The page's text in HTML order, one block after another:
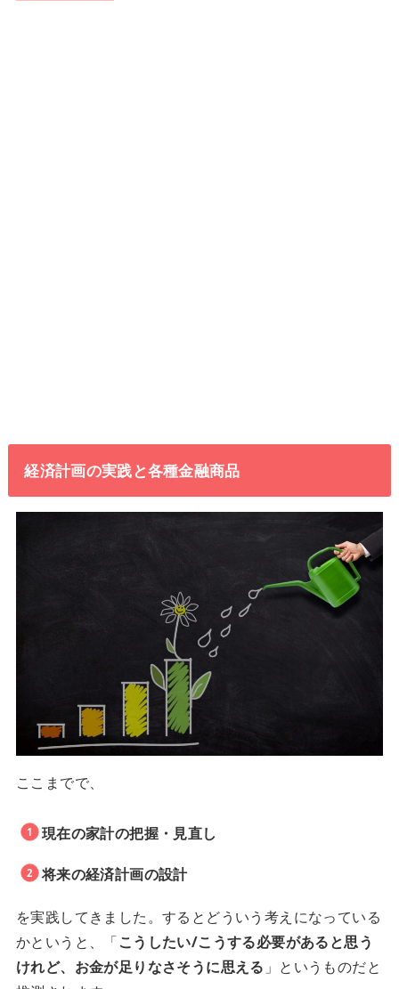
経済計画の実践と各種金融商品
ここまでで、
現在の家計の把握・見直し
将来の経済計画の設計
を実践してきました。するとどういう考えになっている
かというと、「こうしたい/こうする必要があると思う
けれど、お金が足りなさそうに思える 」というものだと